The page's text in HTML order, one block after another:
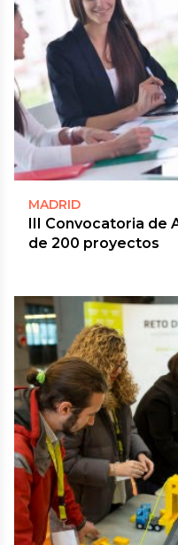
MADRID
III Convocatoria de
de 200 proyectos